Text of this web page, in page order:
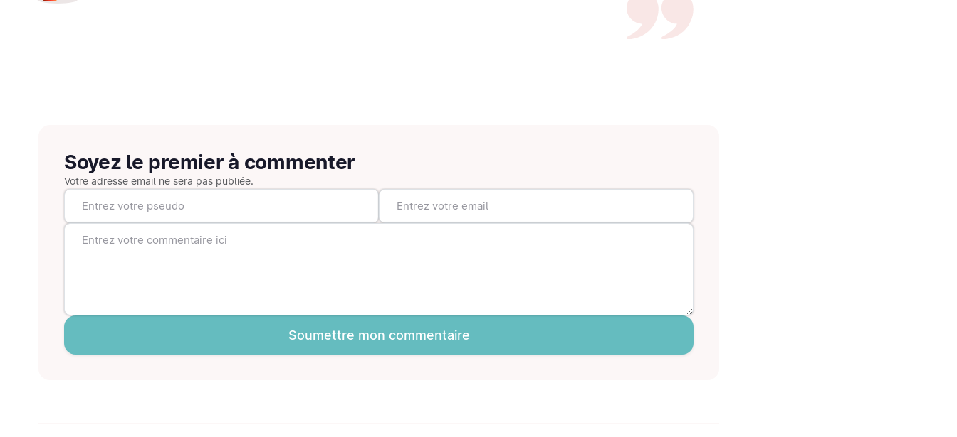
Soyez le premier à commenter
Votre adresse email ne sera pas publiée.
Soumettre mon commentaire